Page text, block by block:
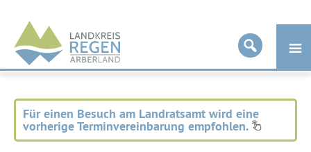
Landkreis
Regen
Für einen Besuch am Landratsamt wird eine
vorherige Terminvereinbarung empfohlen.